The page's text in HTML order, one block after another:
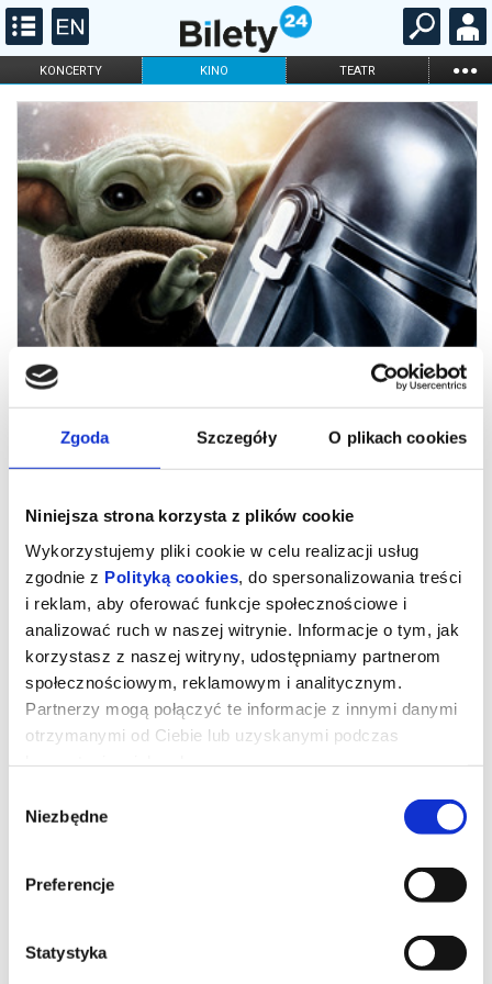
Zgoda Szczegóły O plikach cookies
Niniejsza strona korzysta z plików cookie
Wykorzystujemy pliki cookie w celu realizacji usług
zgodnie z Polityką cookies , do spersonalizowania treści
i reklam, aby oferować funkcje społecznościowe i
analizować ruch w naszej witrynie. Informacje o tym, jak
korzystasz z naszej witryny, udostępniamy partnerom
społecznościowym, reklamowym i analitycznym.
Partnerzy mogą połączyć te informacje z innymi danymi
otrzymanymi od Ciebie lub uzyskanymi podczas
zgody
Niezbędne
Preferencje
Statystyka
KONCERTY KINO TEATR ...
FILHARMONIA OPERA I BALET
STAND-UP
DLA DZIECI
Gwiezdne wojny: Mandalorian i
Grogu 2D dubbing
Imperium upadło, a Nowa Republika, która stara się chronić
legendarnego mandaloriańskiego łowcy nagród, Dina Djarina, i
jego młodego ucznia, Grogu.